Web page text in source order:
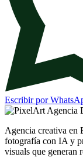
Escribir por
Agencia creativa en
fotografía con IA y
visuals que generan